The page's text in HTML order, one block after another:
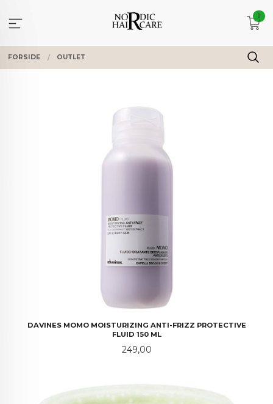
innholdet
0
FORSIDE OUTLET
DAVINES MOMO MOISTURIZING ANTI-FRIZZ PROTECTIVE
FLUID 150 ML
Pris
249,00